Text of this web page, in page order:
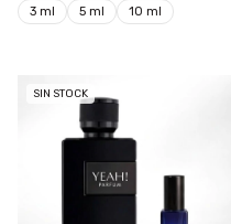
3 ml 5 ml 10 ml
SIN STOCK